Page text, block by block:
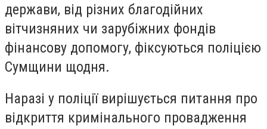
держави, від різних благодійних
вітчизняних чи зарубіжних фондів
фінансову допомогу, фіксуються поліцією
Сумщини щодня.
Наразі у поліції вирішується питання про
відкриття кримінального провадження